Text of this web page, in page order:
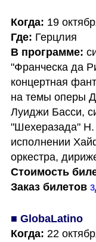
Когда:
Где:
В программе:
"Франческа да
концертная
на темы оперы
Луиджи Басси,
"Шехеразада" Н.
исполнении
Стоимость
Заказ билетов
■ GlobaLatino
Когда: